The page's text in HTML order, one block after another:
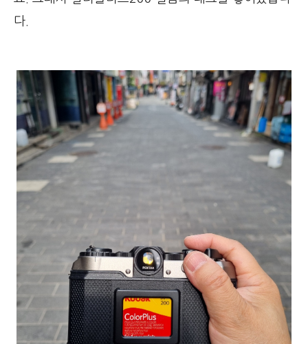
다.